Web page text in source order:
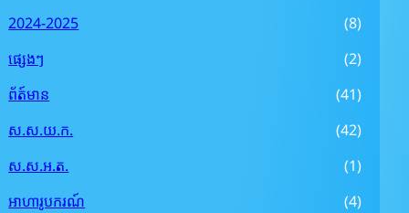
2024-2025
(8)
ផ្សេងៗ
(2)
ព័ត៍មាន
(41)
ស.ស.យ.ក.
(42)
ស.ស.អ.ត.
(1)
អាហារូបករណ៍
(4)